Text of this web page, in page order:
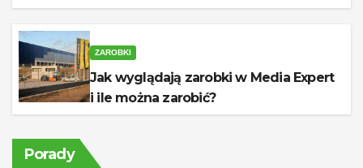
ZAROBKI
Jak wyglądają zarobki w Media Expert
i ile można zarobić?
Porady